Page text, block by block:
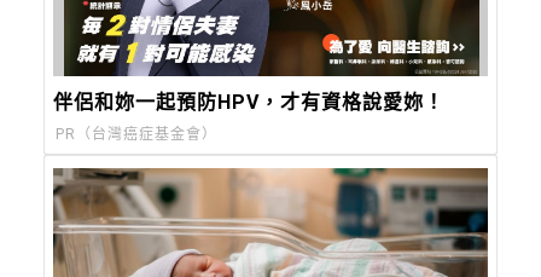
伴侶和妳一起預防HPV，才有資格說愛妳！
PR（台灣癌症基金會）